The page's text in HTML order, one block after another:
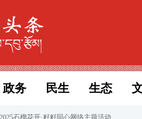
政务 民生 生态
2025石榴花开·籽籽同心网络主题活动